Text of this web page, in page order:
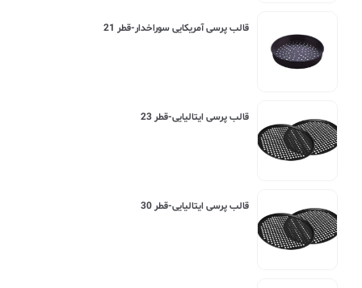
قالب پرسی آمریکایی سوراخدار-قطر 21
قالب پرسی ایتالیایی-قطر 23
قالب پرسی ایتالیایی-قطر 30